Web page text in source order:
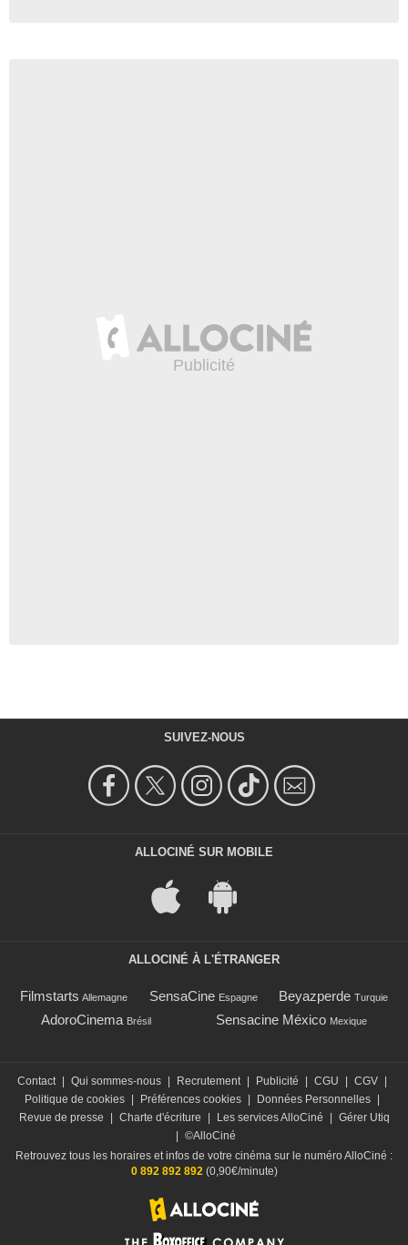
SUIVEZ-NOUS
ALLOCINÉ SUR MOBILE
ALLOCINÉ À L'ÉTRANGER
Filmstarts Allemagne SensaCine Espagne Beyazperde Turquie
AdoroCinema Brésil Sensacine México Mexique
Contact Qui sommes-nous Recrutement Publicité CGU CGV
Politique de cookies
Préférences cookies Données Personnelles
Revue de presse
Charte d'écriture Les services AlloCiné
Gérer Utiq
©AlloCiné
Retrouvez tous les horaires et infos de votre cinéma sur le numéro AlloCiné :
0 892 892 892(0,90€/minute)